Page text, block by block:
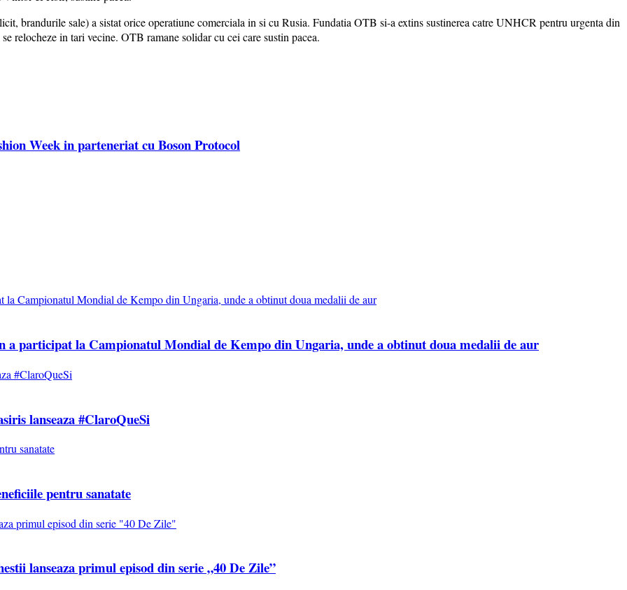
brandurile sale) a sistat orice operatiune comerciala in si cu Rusia. Fundatia OTB si-a extins sustinerea catre UNHCR pentru urgenta din
relocheze in tari vecine. OTB ramane solidar cu cei care sustin pacea.
Week in parteneriat cu Boson Protocol
participat la Campionatul Mondial de Kempo din Ungaria, unde a obtinut doua medalii de aur
lanseaza #ClaroQueSi
pentru sanatate
lanseaza primul episod din serie „40 De Zile”